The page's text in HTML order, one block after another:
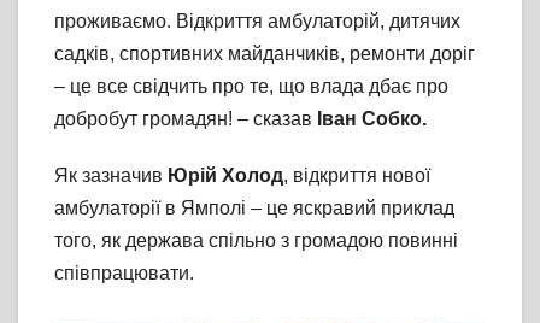
проживаємо. Відкриття амбулаторій, дитячих
садків, спортивних майданчиків, ремонти доріг
– це все свідчить про те, що влада дбає про
добробут громадян! – сказав Іван Собко.
Як зазначив Юрій Холод, відкриття нової
амбулаторії в Ямполі – це яскравий приклад
того, як держава спільно з громадою повинні
співпрацювати.